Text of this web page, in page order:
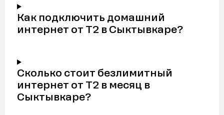
Как подключить домашний
интернет от Т2 в Сыктывкаре?
Сколько стоит безлимитный
интернет от Т2 в месяц в
Сыктывкаре?